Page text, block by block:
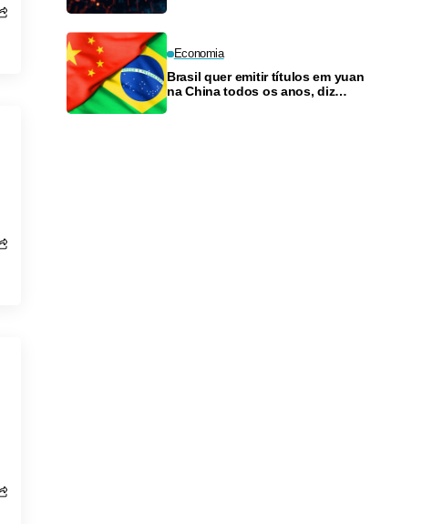
Economia
Brasil quer emitir títulos em yuan
na China todos os anos, diz